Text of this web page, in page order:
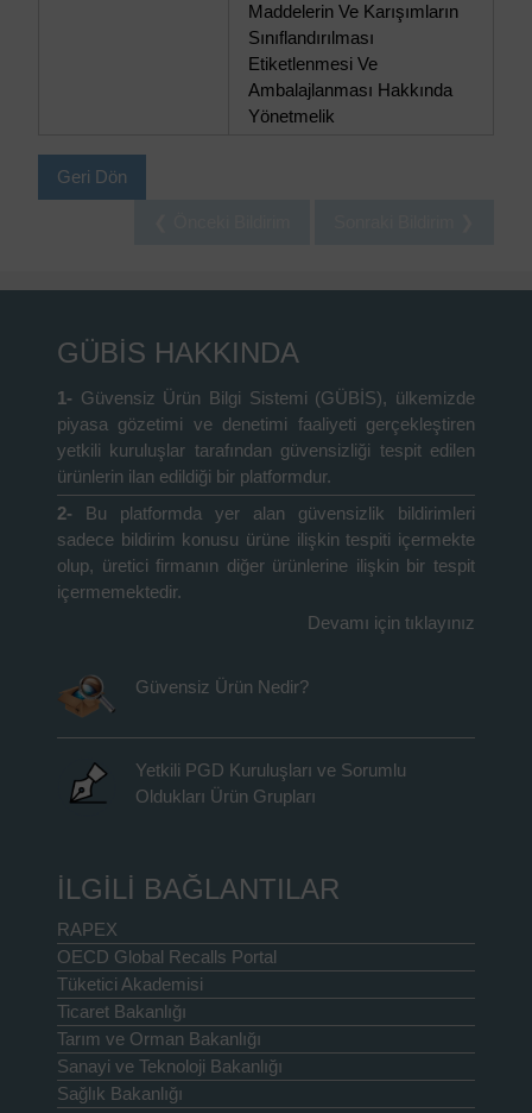
Maddelerin Ve Karışımların
Sınıflandırılması
Etiketlenmesi Ve
Ambalajlanması Hakkında
Yönetmelik
Geri Dön
GÜBİS HAKKINDA
1- Güvensiz Ürün Bilgi Sistemi (GÜBİS), ülkemizde
piyasa gözetimi ve denetimi faaliyeti gerçekleştiren
yetkili kuruluşlar tarafından güvensizliği tespit edilen
ürünlerin ilan edildiği bir platformdur.
2-
Bu platformda yer alan güvensizlik bildirimleri
sadece bildirim konusu ürüne ilişkin tespiti içermekte
olup, üretici firmanın diğer ürünlerine ilişkin bir tespit
içermemektedir.
Devamı için tıklayınız
Güvensiz Ürün Nedir?
Yetkili PGD Kuruluşları ve Sorumlu
Oldukları Ürün Grupları
İLGİLİ BAĞLANTILAR
RAPEX
OECD Global Recalls Portal
Tüketici Akademisi
Ticaret Bakanlığı
Tarım ve Orman Bakanlığı
Sanayi ve Teknoloji Bakanlığı
Sağlık Bakanlığı